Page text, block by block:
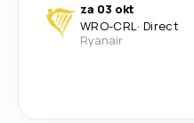
za 03 okt
WRO-CRL· Direct
Ryanair